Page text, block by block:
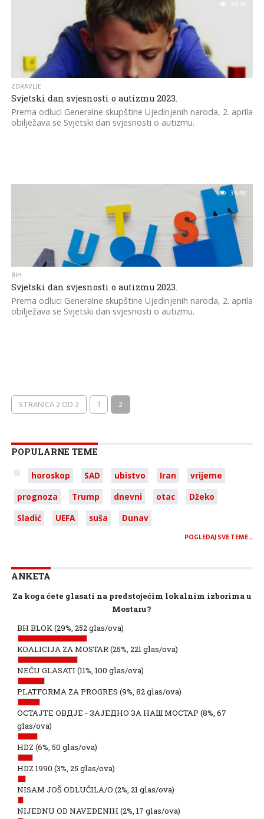
49.3K
ZDRAVLJE
Svjetski dan svjesnosti o autizmu 2023.
Prema odluci Generalne skupštine Ujedinjenih naroda, 2. aprila
obilježava se Svjetski dan svjesnosti o autizmu.
35.4K
BIH
Svjetski dan svjesnosti o autizmu 2023.
Prema odluci Generalne skupštine Ujedinjenih naroda, 2. aprila
obilježava se Svjetski dan svjesnosti o autizmu.
STRANICA 2 OD 2 1 2
POPULARNE TEME
horoskop SAD ubistvo Iran
vrijeme
prognoza
Trump dnevni otac
Džeko
Sladić
UEFA suša Dunav
POGLEDAJ SVE TEME…
ANKETA
Za koga ćete glasati na predstojećim lokalnim izborima u
Mostaru?
BH BLOK(29%, 252 glas/ova)
KOALICIJA ZA MOSTAR(25%, 221 glas/ova)
NEĆU GLASATI (11%, 100 glas/ova)
PLATFORMA ZA PROGRES (9%, 82 glas/ova)
ОСТАЈТЕ ОВДЈЕ - ЗАЈЕДНО ЗА НАШ МОСТАР (8%, 67
glas/ova)
HDZ (6%, 50 glas/ova)
HDZ 1990 (3%, 25 glas/ova)
NISAM JOŠ ODLUČILA/O (2%, 21 glas/ova)
NIJEDNU OD NAVEDENIH (2%, 17 glas/ova)